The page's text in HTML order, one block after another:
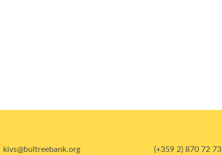
kivs@bultreebank.org (+359 2) 870 72 73